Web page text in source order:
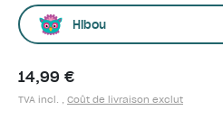
Hibou
14,99 €
TVA incl. , Coût de livraison exclut